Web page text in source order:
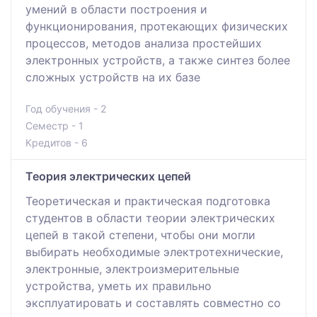
умений в области построения и
функционирования, протекающих физических
процессов, методов анализа простейших
электронных устройств, а также синтез более
сложных устройств на их базе
Год обучения - 2
Семестр - 1
Кредитов - 6
Теория электрических цепей
Теоретическая и практическая подготовка
студентов в области теории электрических
цепей в такой степени, чтобы они могли
выбирать необходимые электротехнические,
электронные, электроизмерительные
устройства, уметь их правильно
эксплуатировать и составлять совместно со